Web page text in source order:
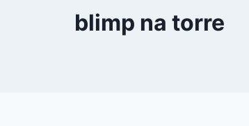
blimp na torre